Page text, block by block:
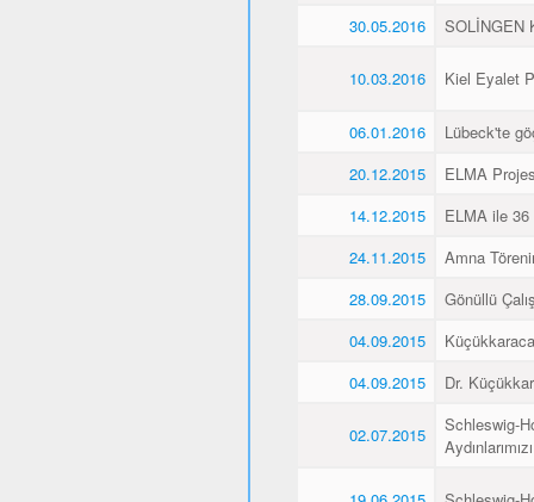
30.05.2016
SOLİNGEN
10.03.2016 Kiel Eyalet
06.01.2016
Lübeck'te
20.12.2015
ELMA
14.12.2015
ELMA ile
24.11.2015
Amna
28.09.2015
Gönüllü
04.09.2015
04.09.2015
Dr.
02.07.2015
Schleswig-